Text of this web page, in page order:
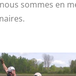
sommes en